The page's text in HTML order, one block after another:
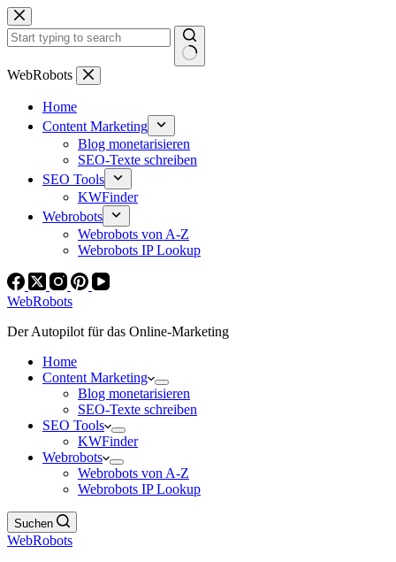
Zum
Inhalt
springen
Keine
WebRobots
Home
Content Marketing
Blog monetarisieren
SEO-Texte schreiben
SEO Tools
KWFinder
Webrobots
Webrobots von A-Z
Webrobots IP Lookup
WebRobots
Der Autopilot für das Online-Marketing
Home
Content Marketing
Blog monetarisieren
SEO-Texte schreiben
SEO Tools
KWFinder
Webrobots
Webrobots von A-Z
Webrobots IP Lookup
Suchen
WebRobots